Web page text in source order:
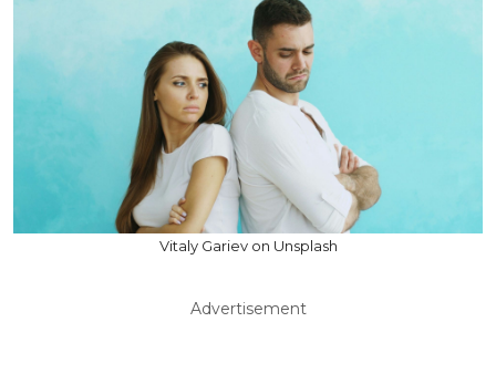
Vitaly Gariev on Unsplash
Advertisement